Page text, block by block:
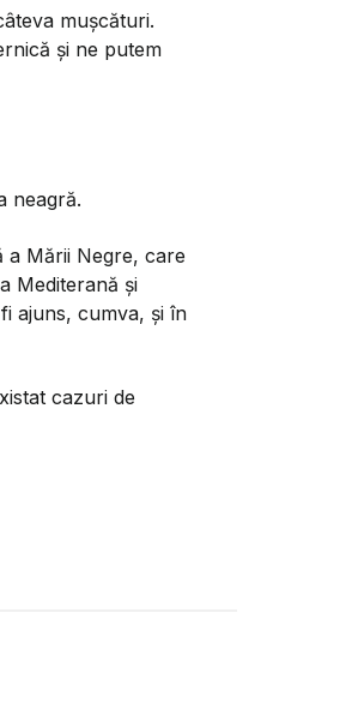
mușcături.
și ne putem
neagră.
a Mării Negre, care
Mediterană și
ajuns, cumva, și în
cazuri de